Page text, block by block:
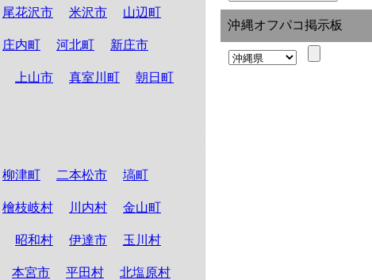
尾花沢市 米沢市 山辺町
庄内町 河北町 新庄市
上山市 真室川町 朝日町
柳津町 二本松市 塙町
檜枝岐村 川内村 金山町
昭和村 伊達市 玉川村
本宮市 平田村 北塩原村
沖縄オフパコ掲示板